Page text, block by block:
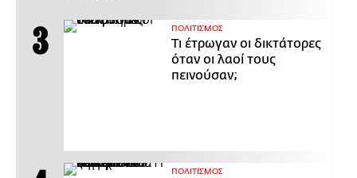
ΠΟΛΙΤΙΣΜΟΣ
Τι έτρωγαν οι δικτάτορες
όταν οι λαοί τους
πεινούσαν;
ΠΟΛΙΤΙΣΜΟΣ